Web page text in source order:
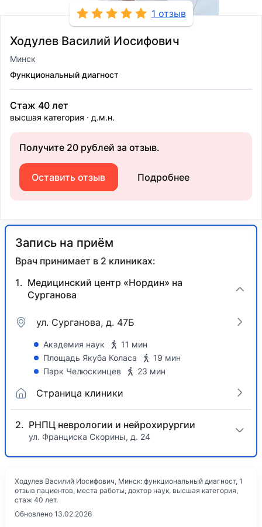
1 отзыв
Ходулев Василий Иосифович
Минск
Функциональный диагност
Стаж 40 лет
высшая категория д.м.н.
Получите 20 рублей за отзыв.
Оставить отзыв Подробнее
Запись на приём
Врач принимает в 2 клиниках:
Медицинский центр «Нордин» на
Сурганова
ул. Сурганова, д. 47Б
Академия наук
11 мин
Площадь Якуба Коласа
19 мин
Парк Челюскинцев
23 мин
Страница клиники
РНПЦ неврологии и нейрохирургии
ул. Франциска Скорины, д. 24
Ходулев Василий Иосифович, Минск: функциональный диагност, 1
отзыв пациентов, места работы, доктор наук, высшая категория,
стаж 40 лет.
Обновлено 13.02.2026